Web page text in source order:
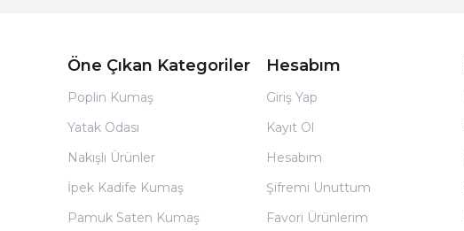
Öne Çıkan Kategoriler
Poplin Kumaş
Yatak Odası
Nakışlı Ürünler
İpek Kadife Kumaş
Pamuk Saten Kumaş
Hesabım
Giriş Yap
Kayıt Ol
Hesabım
Şifremi Unuttum
Favori Ürünlerim